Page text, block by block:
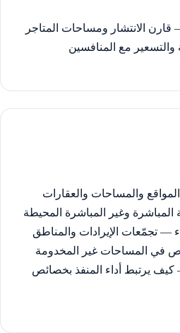
قارن الانتشار ومساحات المتاجر
والتسعير مع المنافسين
والمساحات والعقارات
المباشرة وغير المباشرة المحيطة
— تجمّعات الإيرادات والمناطق
في المساحات غير المخدومة
كيف يرتبط أداء المنفذ بخصائص